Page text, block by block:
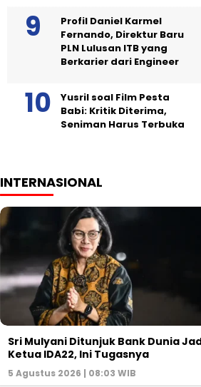
Profil Daniel Karmel
Fernando, Direktur Baru
PLN Lulusan ITB yang
Berkarier dari Engineer
Yusril soal Film Pesta
Babi: Kritik Diterima,
Seniman Harus Terbuka
INTERNASIONAL
Sri Mulyani Ditunjuk Bank Dunia
Ketua IDA22, Ini Tugasnya
5 Agustus 2026 | 08:03 WIB